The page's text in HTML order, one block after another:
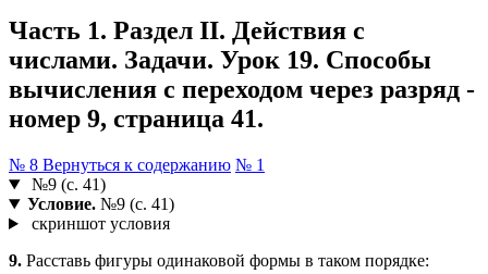
Часть 1. Раздел II. Действия с
числами. Задачи. Урок 19. Способы
вычисления с переходом через разряд -
номер 9, страница 41.
№ 8 Вернуться к содержанию № 1
№9 (с. 41)
Условие.№9 (с. 41)
скриншот условия
9. Расставь фигуры одинаковой формы в таком порядке: